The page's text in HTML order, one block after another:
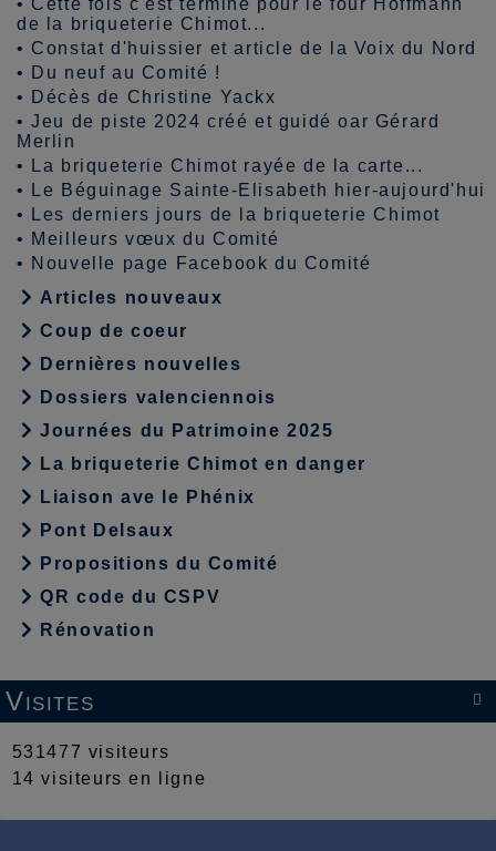
de la briqueterie Chimot...
• Constat d'huissier et article de la Voix du Nord
•
Du neuf au Comité !
•
Décès de Christine Yackx
•Jeu de piste 2024 créé et guidé oar Gérard
Merlin
•
La briqueterie Chimot rayée de la carte...
•
Le Béguinage Sainte-Elisabeth hier-aujourd'hui
•
Les derniers jours de la briqueterie Chimot
• Meilleurs vœux du Comité
• Nouvelle page Facebook du Comité
Articles nouveaux
Coup de coeur
Dernières nouvelles
Dossiers valenciennois
Journées du Patrimoine 2025
La briqueterie Chimot en danger
Liaison ave le Phénix
Pont Delsaux
Propositions du Comité
QR code du CSPV
Rénovation

Visites
531477 visiteurs
14 visiteurs en ligne